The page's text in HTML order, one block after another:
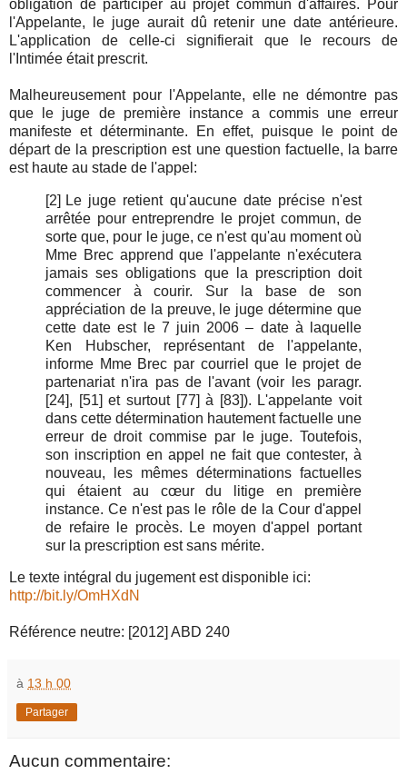
obligation de participer au projet commun d'affaires. Pour
l'Appelante, le juge aurait dû retenir une date antérieure.
L'application de celle-ci signifierait que le recours de
l'Intimée était prescrit.
Malheureusement pour l'Appelante, elle ne démontre pas
que le juge de première instance a commis une erreur
manifeste et déterminante. En effet, puisque le point de
départ de la prescription est une question factuelle, la barre
est haute au stade de l'appel:
[2] Le juge retient qu'aucune date précise n'est
arrêtée pour entreprendre le projet commun, de
sorte que, pour le juge, ce n'est qu'au moment où
Mme Brec apprend que l'appelante n'exécutera
jamais ses obligations que la prescription doit
commencer à courir. Sur la base de son
appréciation de la preuve, le juge détermine que
cette date est le 7 juin 2006 – date à laquelle
Ken Hubscher, représentant de l'appelante,
informe Mme Brec par courriel que le projet de
partenariat n'ira pas de l'avant (voir les paragr.
[24], [51] et surtout [77] à [83]). L'appelante voit
dans cette détermination hautement factuelle une
erreur de droit commise par le juge. Toutefois,
son inscription en appel ne fait que contester, à
nouveau, les mêmes déterminations factuelles
qui étaient au cœur du litige en première
instance. Ce n'est pas le rôle de la Cour d'appel
de refaire le procès. Le moyen d'appel portant
sur la prescription est sans mérite.
Le texte intégral du jugement est disponible ici:
http://bit.ly/OmHXdN
Référence neutre: [2012] ABD 240
à 13 h 00
Partager
Aucun commentaire: